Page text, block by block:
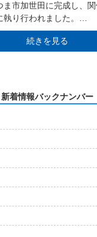
ま市加世田に完成し、
執り行われました。…
続きを見る
新着情報バックナンバー